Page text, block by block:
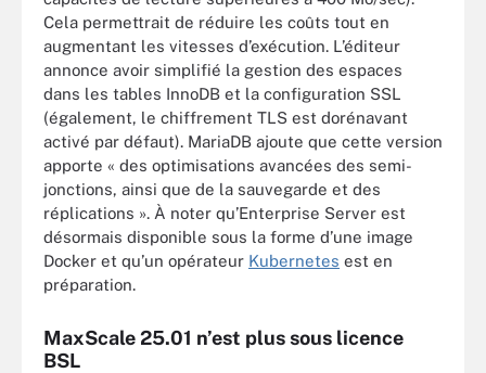
Cela permettrait de réduire les coûts tout en
augmentant les vitesses d’exécution. L’éditeur
annonce avoir simplifié la gestion des espaces
dans les tables InnoDB et la configuration SSL
(également, le chiffrement TLS est dorénavant
activé par défaut). MariaDB ajoute que cette version
apporte « des optimisations avancées des semi-
jonctions, ainsi que de la sauvegarde et des
réplications ». À noter qu’Enterprise Server est
désormais disponible sous la forme d’une image
Docker et qu’un opérateur Kubernetes est en
préparation.
MaxScale 25.01 n’est plus sous licence
BSL